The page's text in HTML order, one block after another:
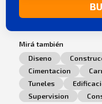
Mirá también
Diseno
Cimentacion
Tuneles
Supervision